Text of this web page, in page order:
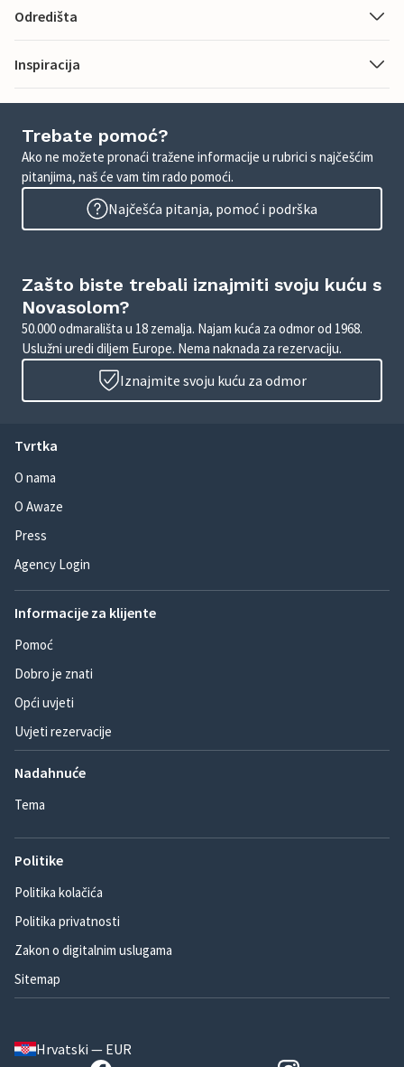
Odredišta
Inspiracija
Trebate pomoć?
Ako ne možete pronaći tražene informacije u rubrici s najčešćim
pitanjima, naš će vam tim rado pomoći.
Najčešća pitanja, pomoć i podrška
Zašto biste trebali iznajmiti svoju kuću s
Novasolom?
50.000 odmarališta u 18 zemalja. Najam kuća za odmor od 1968.
Uslužni uredi diljem Europe. Nema naknada za rezervaciju.
Iznajmite svoju kuću za odmor
Tvrtka
O nama
O Awaze
Press
Agency Login
Informacije za klijente
Pomoć
Dobro je znati
Opći uvjeti
Uvjeti rezervacije
Nadahnuće
Tema
Politike
Politika kolačića
Politika privatnosti
Zakon o digitalnim uslugama
Sitemap
Hrvatski — EUR